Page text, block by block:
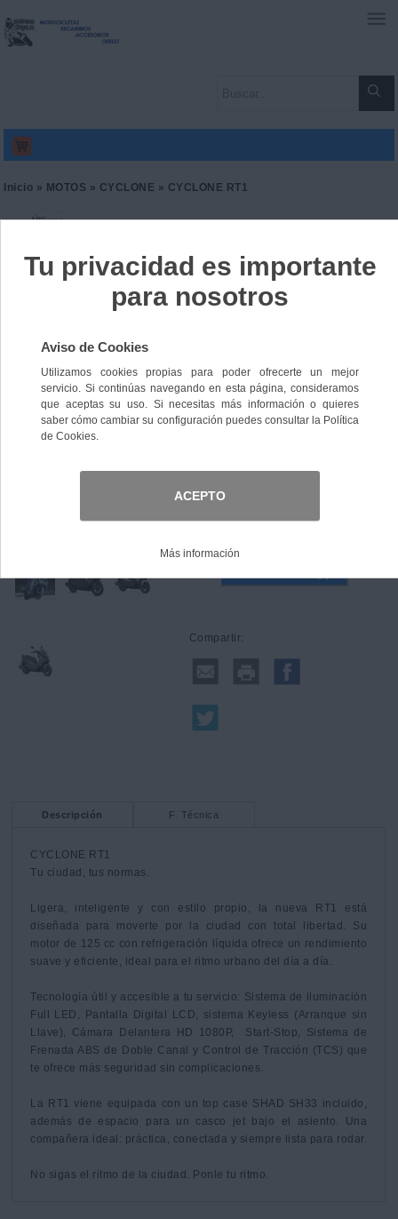
Inicio » MOTOS » CYCLONE » CYCLONE RT1
Ref. 9165314045869
2895,00 €IVA incl.
Compartir:
Descripción F. Técnica
CYCLONE RT1
Tu ciudad, tus normas.
Ligera, inteligente y con estilo propio, la nueva RT1 está
diseñada para moverte por la ciudad con total libertad. Su
motor de 125 cc con refrigeración líquida ofrece un rendimiento
suave y eficiente, ideal para el ritmo urbano del día a día.
Tecnología útil y accesible a tu servicio: Sistema de iluminación
Full LED, Pantalla Digital LCD, sistema Keyless (Arranque sin
Llave), Cámara Delantera HD 1080P,  Start-Stop, Sistema de
Frenada ABS de Doble Canal y Control de Tracción (TCS) que
te ofrece más seguridad sin complicaciones.
La RT1 viene equipada con un top case SHAD SH33 incluido,
además de espacio para un casco jet bajo el asiento. Una
compañera ideal: práctica, conectada y siempre lista para rodar.
No sigas el ritmo de la ciudad. Ponle tu ritmo.